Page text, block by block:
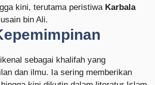
kini, terutama peristiwa Karbala
bin Ali.
sebagai khalifah yang
dan ilmu. Ia sering memberikan